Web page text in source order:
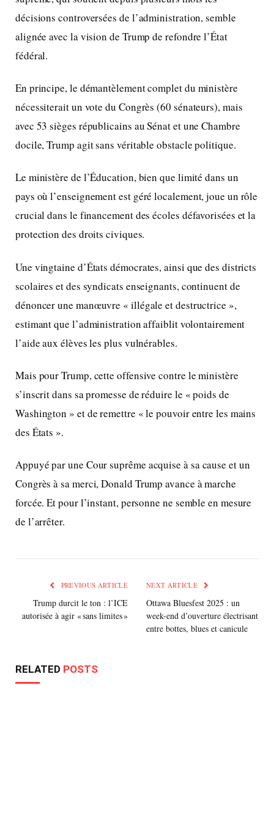
décisions controversées de l’administration, semble
alignée avec la vision de Trump de refondre l’État
fédéral.
En principe, le démantèlement complet du ministère
nécessiterait un vote du Congrès (60 sénateurs), mais
avec 53 sièges républicains au Sénat et une Chambre
docile, Trump agit sans véritable obstacle politique.
Le ministère de l’Éducation, bien que limité dans un
pays où l’enseignement est géré localement, joue un rôle
crucial dans le financement des écoles défavorisées et la
protection des droits civiques.
Une vingtaine d’États démocrates, ainsi que des districts
scolaires et des syndicats enseignants, continuent de
dénoncer une manœuvre « illégale et destructrice »,
estimant que l’administration affaiblit volontairement
l’aide aux élèves les plus vulnérables.
Mais pour Trump, cette offensive contre le ministère
s’inscrit dans sa promesse de réduire le « poids de
Washington » et de remettre « le pouvoir entre les mains
des États ».
Appuyé par une Cour suprême acquise à sa cause et un
Congrès à sa merci, Donald Trump avance à marche
forcée. Et pour l’instant, personne ne semble en mesure
de l’arrêter.
PREVIOUS ARTICLE
Trump durcit le ton : l’ICE
autorisée à agir « sans limites »
NEXT ARTICLE
Ottawa Bluesfest 2025 : un
week-end d’ouverture électrisant
entre bottes, blues et canicule
RELATED POSTS